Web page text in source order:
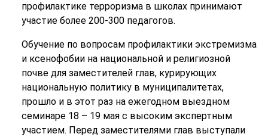
профилактике терроризма в школах принимают
участие более 200-300 педагогов.
Обучение по вопросам профилактики экстремизма
и ксенофобии на национальной и религиозной
почве для заместителей глав, курирующих
национальную политику в муниципалитетах,
прошло и в этот раз на ежегодном выездном
семинаре 18 – 19 мая с высоким экспертным
участием. Перед заместителями глав выступали